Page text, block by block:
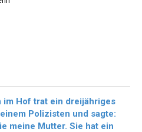
im Hof trat ein dreijähriges
Polizisten und sagte:
meine Mutter. Sie hat ein